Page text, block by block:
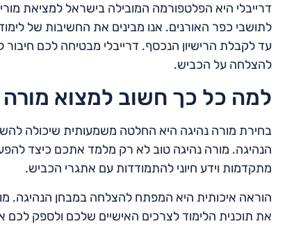
דרייבלי היא הפלטפורמה המובילה בישראל למציאת מורי
לתושבי כפר האורנים. אנו מבינים את החשיבות של
עד לקבלת הרישיון הנכסף. דרייבלי מבטיחה לכם חיבור
להצלחה על הכביש.
למה כל כך חשוב למצוא מורה
בחירת מורה נהיגה היא החלטה משמעותית שיכולה
הנהיגה. מורה נהיגה טוב לא רק מלמד אתכם כיצד
מתקדמות וידע חיוני להתמודדות עם אתגרי הכביש.
הוראה איכותית היא המפתח להצלחה במבחן הנהיגה.
את תוכנית הלימוד לצרכים האישיים שלכם ולספק